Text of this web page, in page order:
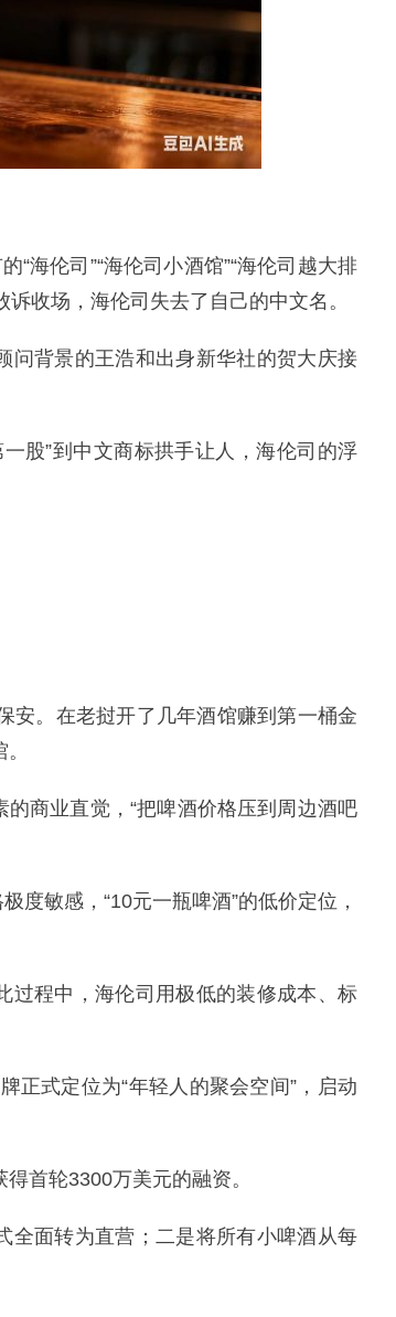
海伦司”“海伦司小酒馆”“海伦司越大排
收场，海伦司失去了自己的中文名。
问背景的王浩和出身新华社的贺大庆接
股”到中文商标拱手让人，海伦司的浮
安。在老挝开了几年酒馆赚到第一桶金
商业直觉，“把啤酒价格压到周边酒吧
度敏感，“10元一瓶啤酒”的低价定位，
过程中，海伦司用极低的装修成本、标
正式定位为“年轻人的聚会空间”，启动
首轮3300万美元的融资。
全面转为直营；二是将所有小啤酒从每